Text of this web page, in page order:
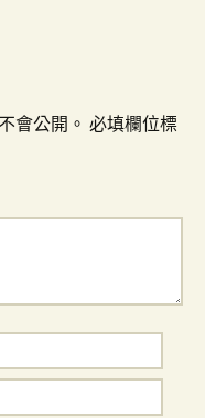
會公開。 必填欄位標